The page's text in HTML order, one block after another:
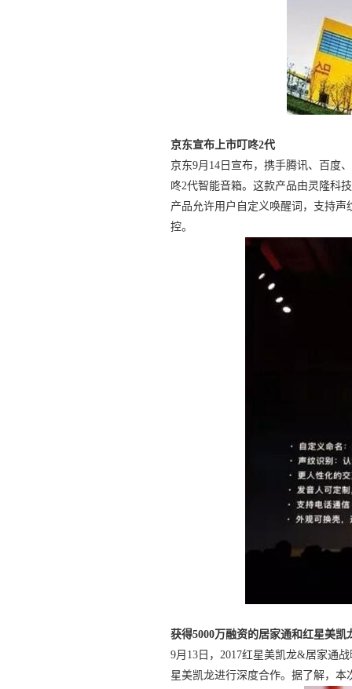
京东宣布上市叮咚2代
京东9月14日宣布，携手腾讯、百度
咚2代智能音箱。这款产品由灵隆科
产品允许用户自定义唤醒词，支持
控。
获得5000万融资的居家通和红星美凯
9月13日，2017红星美凯龙&居家通
星美凯龙进行深度合作。据了解，